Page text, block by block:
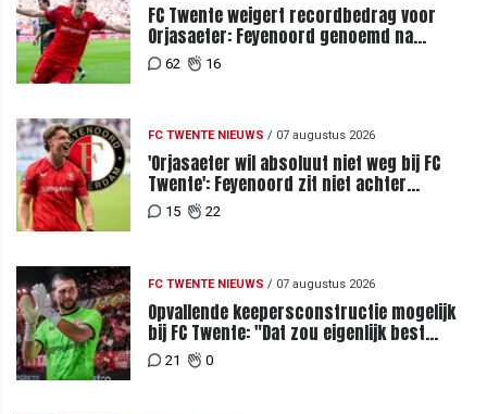
FC Twente weigert recordbedrag voor
Orjasaeter: Feyenoord genoemd na
megabod
62 16
FC TWENTE NIEUWS / 07 augustus 2026
'Orjasaeter wil absoluut niet weg bij FC
Twente': Feyenoord zit niet achter
recordbod
15 22
FC TWENTE NIEUWS / 07 augustus 2026
Opvallende keepersconstructie mogelijk
bij FC Twente: "Dat zou eigenlijk best
kunnen"
21 0